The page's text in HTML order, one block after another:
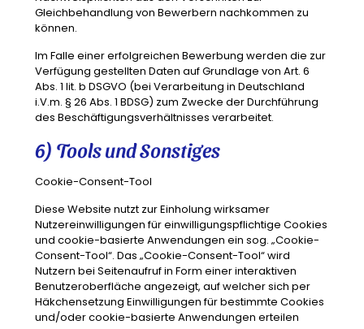
Gleichbehandlung von Bewerbern nachkommen zu
können.
Im Falle einer erfolgreichen Bewerbung werden die zur
Verfügung gestellten Daten auf Grundlage von Art. 6
Abs. 1 lit. b DSGVO (bei Verarbeitung in Deutschland
i.V.m. § 26 Abs. 1 BDSG) zum Zwecke der Durchführung
des Beschäftigungsverhältnisses verarbeitet.
6) Tools und Sonstiges
Cookie-Consent-Tool
Diese Website nutzt zur Einholung wirksamer
Nutzereinwilligungen für einwilligungspflichtige Cookies
und cookie-basierte Anwendungen ein sog. „Cookie-
Consent-Tool“. Das „Cookie-Consent-Tool“ wird
Nutzern bei Seitenaufruf in Form einer interaktiven
Benutzeroberfläche angezeigt, auf welcher sich per
Häkchensetzung Einwilligungen für bestimmte Cookies
und/oder cookie-basierte Anwendungen erteilen